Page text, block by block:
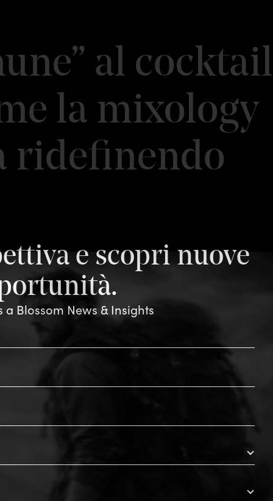
al cocktail
la mixology
ridefinendo
e scopri nuove
a Blossom News & Insights